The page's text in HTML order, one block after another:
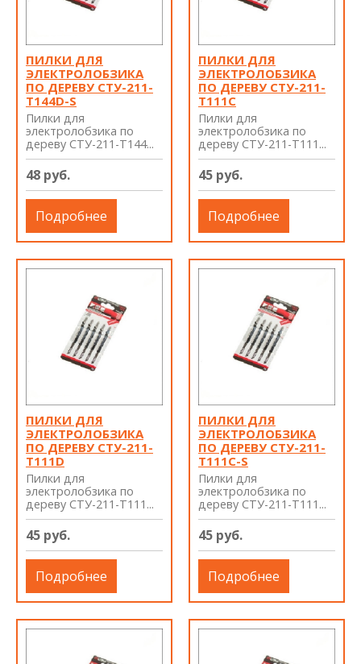
ПИЛКИ ДЛЯ
ЭЛЕКТРОЛОБЗИКА
ПО ДЕРЕВУ СТУ-211-
T144D-S
Пилки для
электролобзика по
дереву СТУ-211-T144...
48 руб.
Подробнее
ПИЛКИ ДЛЯ
ЭЛЕКТРОЛОБЗИКА
ПО ДЕРЕВУ СТУ-211-
T111C
Пилки для
электролобзика по
дереву СТУ-211-T111...
45 руб.
Подробнее
ПИЛКИ ДЛЯ
ЭЛЕКТРОЛОБЗИКА
ПО ДЕРЕВУ СТУ-211-
T111D
Пилки для
электролобзика по
дереву СТУ-211-T111...
45 руб.
Подробнее
ПИЛКИ ДЛЯ
ЭЛЕКТРОЛОБЗИКА
ПО ДЕРЕВУ СТУ-211-
T111C-S
Пилки для
электролобзика по
дереву СТУ-211-T111...
45 руб.
Подробнее